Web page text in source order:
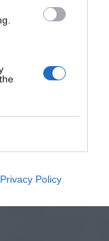
Privacy Policy